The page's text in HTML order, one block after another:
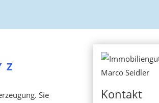
Z
Sie
Kontakt